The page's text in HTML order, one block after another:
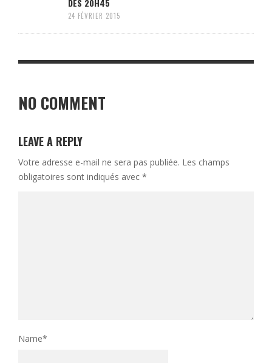
DÈS 20H45
24 FÉVRIER 2015
NO COMMENT
LEAVE A REPLY
Votre adresse e-mail ne sera pas publiée. Les champs
obligatoires sont indiqués avec *
Name*